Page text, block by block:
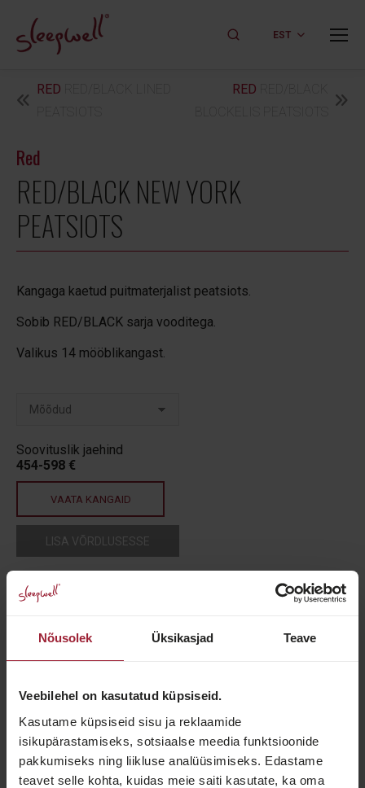
Nõusolek Üksikasjad Teave
Veebilehel on kasutatud küpsiseid.
Kasutame küpsiseid sisu ja reklaamide
isikupärastamiseks, sotsiaalse meedia funktsioonide
pakkumiseks ning liikluse analüüsimiseks. Edastame
teavet selle kohta, kuidas meie saiti kasutate, ka oma
EST
RED RED/BLACK LINED
PEATSIOTS
RED RED/BLACK
BLOCKELIS PEATSIOTS
Red
RED/BLACK NEW YORK
PEATSIOTS
Kangaga kaetud puitmaterjalist peatsiots.
Sobib RED/BLACK sarja vooditega.
Valikus 14 mööblikangast.
Soovituslik jaehind
454-598 €
VAATA KANGAID
LISA VÕRDLUSESSE
UUS